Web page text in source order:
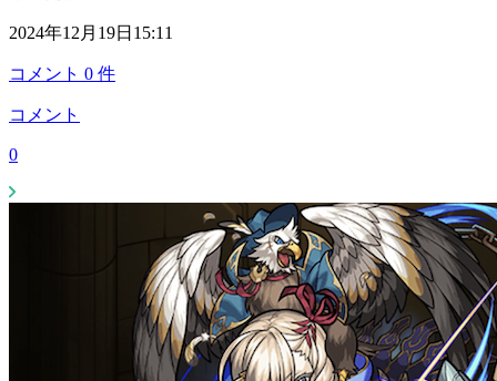
2024年12月19日15:11
コメント 0 件
コメント
0